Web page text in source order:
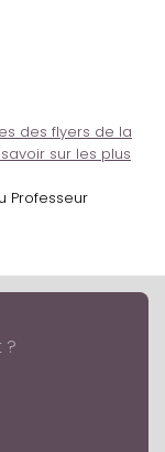
des flyers de la
sur les plus
Professeur
?